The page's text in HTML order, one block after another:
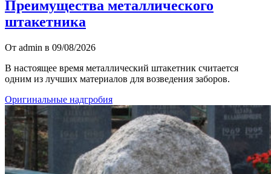
Преимущества металлического
штакетника
От admin в 09/08/2026
В настоящее время металлический штакетник считается
одним из лучших материалов для возведения заборов.
Оригинальные надгробия